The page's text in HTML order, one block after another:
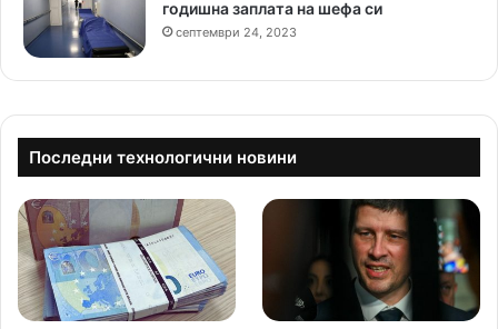
годишна заплата на шефа си
септември 24, 2023
Последни технологични новини